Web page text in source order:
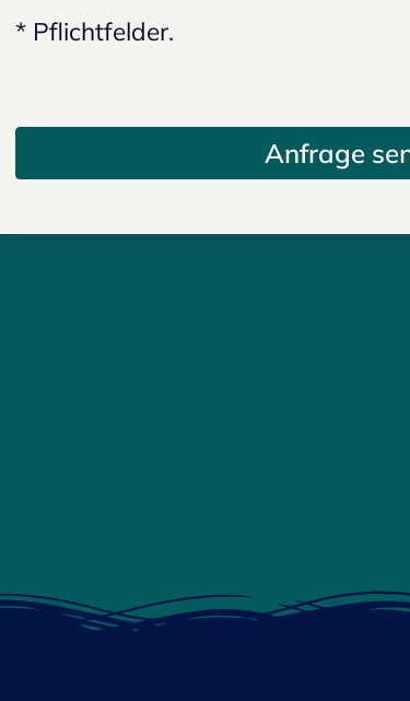
* Pflichtfelder.